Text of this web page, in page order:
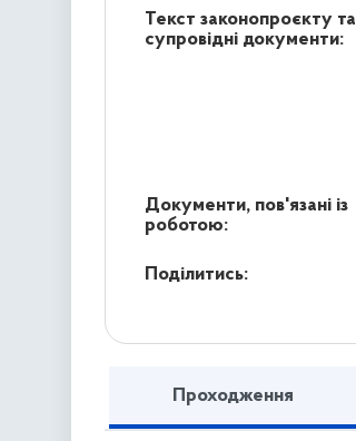
Текст законопроєкту та
супровідні документи:
Документи, пов'язані із
роботою:
Поділитись:
Проходження